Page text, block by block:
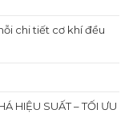
chi tiết cơ khí đều
HIỆU SUẤT – TỐI ƯU